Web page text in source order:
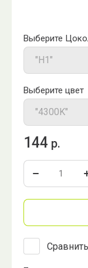
Выберите
Выберите цвет
144 р.
Сравнить